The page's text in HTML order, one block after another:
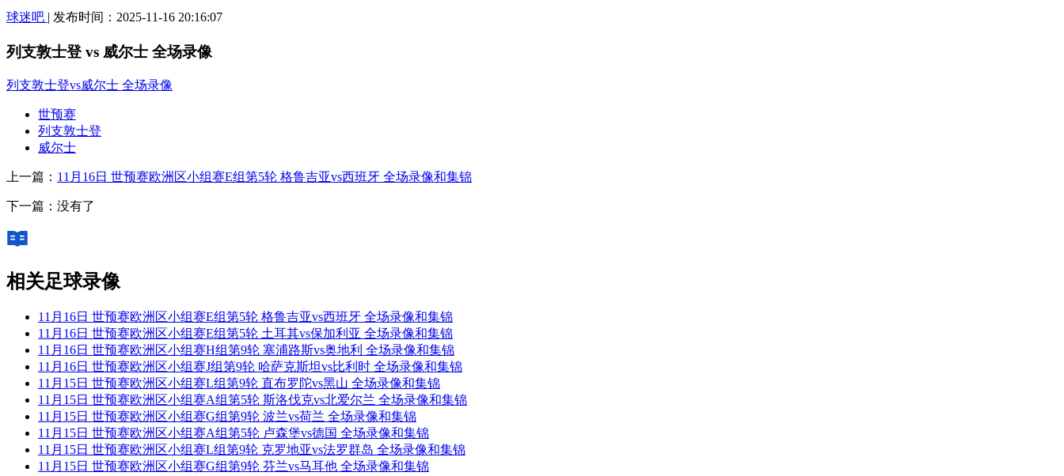
球迷吧 | 发布时间：2025-11-16 20:16:07
列支敦士登 vs 威尔士 全场录像
列支敦士登vs威尔士 全场录像
世预赛
列支敦士登
威尔士
上一篇： 11月16日 世预赛欧洲区小组赛E组第5轮 格鲁吉亚vs西班牙 全场录像和集锦
下一篇：没有了
相关足球录像
11月16日 世预赛欧洲区小组赛E组第5轮 格鲁吉亚vs西班牙 全场录像和集锦
11月16日 世预赛欧洲区小组赛E组第5轮 土耳其vs保加利亚 全场录像和集锦
11月16日 世预赛欧洲区小组赛H组第9轮 塞浦路斯vs奥地利 全场录像和集锦
11月16日 世预赛欧洲区小组赛J组第9轮 哈萨克斯坦vs比利时 全场录像和集锦
11月15日 世预赛欧洲区小组赛L组第9轮 直布罗陀vs黑山 全场录像和集锦
11月15日 世预赛欧洲区小组赛A组第5轮 斯洛伐克vs北爱尔兰 全场录像和集锦
11月15日 世预赛欧洲区小组赛G组第9轮 波兰vs荷兰 全场录像和集锦
11月15日 世预赛欧洲区小组赛A组第5轮 卢森堡vs德国 全场录像和集锦
11月15日 世预赛欧洲区小组赛L组第9轮 克罗地亚vs法罗群岛 全场录像和集锦
11月15日 世预赛欧洲区小组赛G组第9轮 芬兰vs马耳他 全场录像和集锦